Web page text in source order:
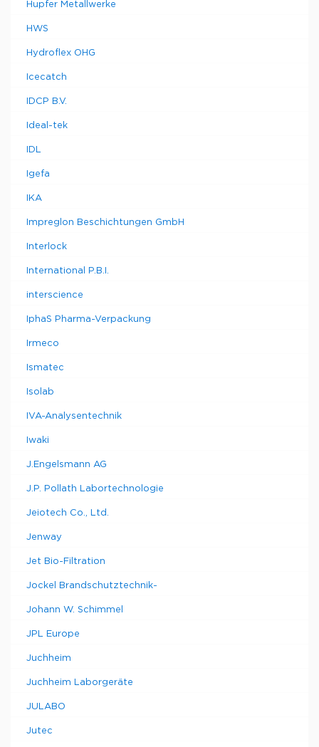
Hupfer Metallwerke
HWS
Hydroflex OHG
Icecatch
IDCP B.V.
Ideal-tek
IDL
Igefa
IKA
Impreglon Beschichtungen GmbH
Interlock
International P.B.I.
interscience
IphaS Pharma-Verpackung
Irmeco
Ismatec
Isolab
IVA-Analysentechnik
Iwaki
J.Engelsmann AG
J.P. Pollath Labortechnologie
Jeiotech Co., Ltd.
Jenway
Jet Bio-Filtration
Jockel Brandschutztechnik-
Johann W. Schimmel
JPL Europe
Juchheim
Juchheim Laborgeräte
JULABO
Jutec